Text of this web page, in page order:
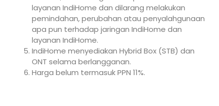
layanan IndiHome dan dilarang melakukan
pemindahan, perubahan atau penyalahgunaan
apa pun terhadap jaringan IndiHome dan
layanan IndiHome.
IndiHome menyediakan Hybrid Box (STB) dan
ONT selama berlangganan.
Harga belum termasuk PPN 11%.